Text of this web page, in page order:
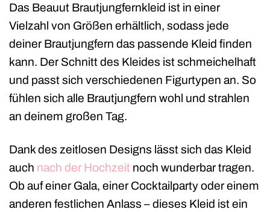
Das Beauut Brautjungfernkleid ist in einer
Vielzahl von Größen erhältlich, sodass jede
deiner Brautjungfern das passende Kleid finden
kann. Der Schnitt des Kleides ist schmeichelhaft
und passt sich verschiedenen Figurtypen an. So
fühlen sich alle Brautjungfern wohl und strahlen
an deinem großen Tag.
Dank des zeitlosen Designs lässt sich das Kleid
auch nach der Hochzeit noch wunderbar tragen.
Ob auf einer Gala, einer Cocktailparty oder einem
anderen festlichen Anlass – dieses Kleid ist ein